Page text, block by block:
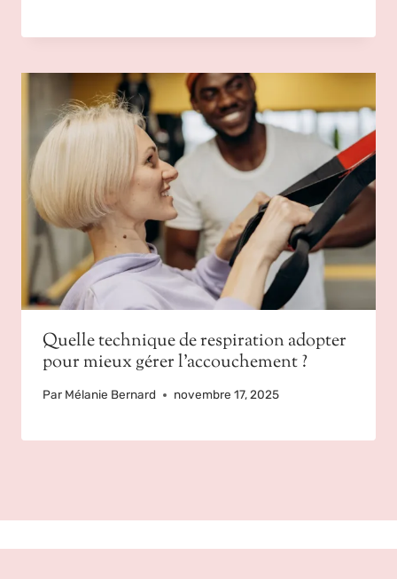
Quelle technique de respiration adopter
pour mieux gérer l’accouchement ?
Par Mélanie Bernard novembre 17, 2025